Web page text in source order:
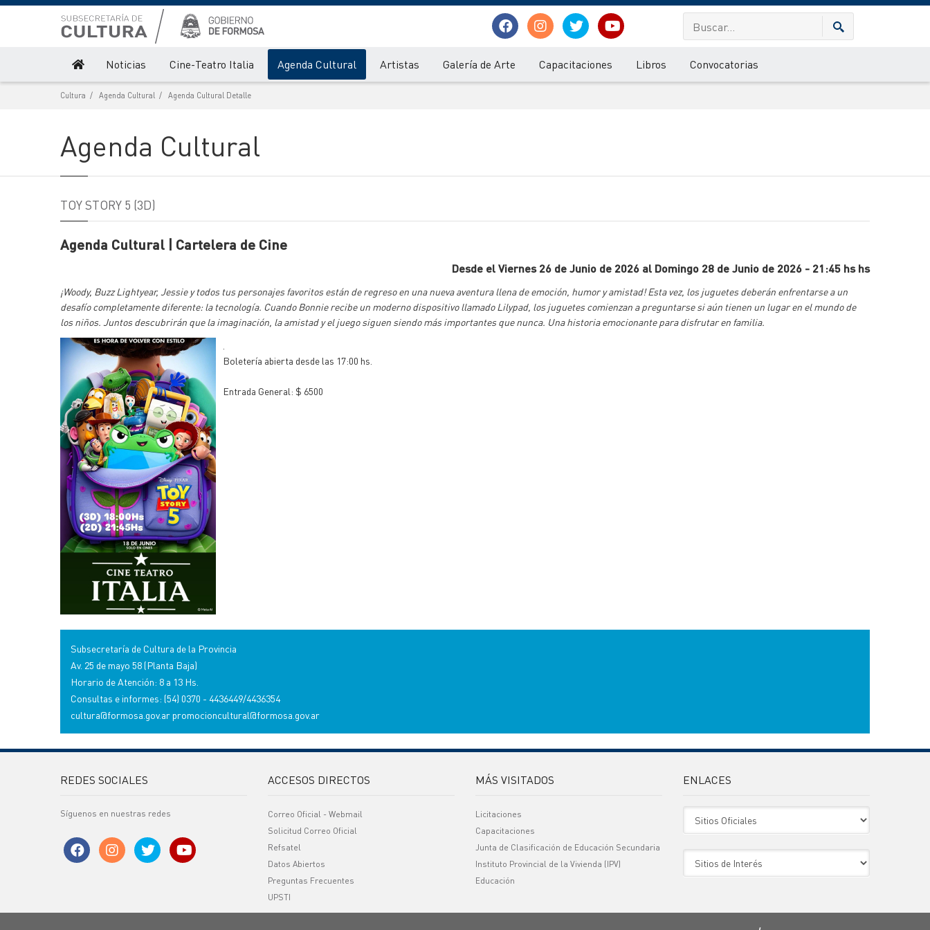
Noticias Cine-Teatro Italia Agenda Cultural Artistas Galería de Arte Capacitaciones Libros Convocatorias
Cultura Agenda Cultural Agenda Cultural Detalle
Agenda Cultural
TOY STORY 5 (3D)
Agenda Cultural | Cartelera de Cine
Desde el Viernes 26 de Junio de 2026 al Domingo 28 de Junio de 2026 - 21:45 hs hs
¡Woody, Buzz Lightyear, Jessie y todos tus personajes favoritos están de regreso en una nueva aventura llena de emoción, humor y amistad! Esta vez, los juguetes deberán enfrentarse a un
desafío completamente diferente: la tecnología. Cuando Bonnie recibe un moderno dispositivo llamado Lilypad, los juguetes comienzan a preguntarse si aún tienen un lugar en el mundo de
los niños. Juntos descubrirán que la imaginación, la amistad y el juego siguen siendo más importantes que nunca. Una historia emocionante para disfrutar en familia.
Boletería abierta desde las 17:00 hs.
Entrada General: $ 6500
Subsecretaría de Cultura de la Provincia
Av. 25 de mayo 58 (Planta Baja)
Horario de Atención: 8 a 13 Hs.
Consultas e informes: (54) 0370 - 4436449/4436354
cultura@formosa.gov.arpromocioncultural@formosa.gov.ar
REDES SOCIALES
Síguenos en nuestras redes
ACCESOS DIRECTOS
Correo Oficial - Webmail
Solicitud Correo Oficial
Refsatel
Datos Abiertos
Preguntas Frecuentes
UPSTI
MÁS VISITADOS
Licitaciones
Capacitaciones
Junta de Clasificación de Educación Secundaria
Instituto Provincial de la Vivienda (IPV)
Educación
ENLACES